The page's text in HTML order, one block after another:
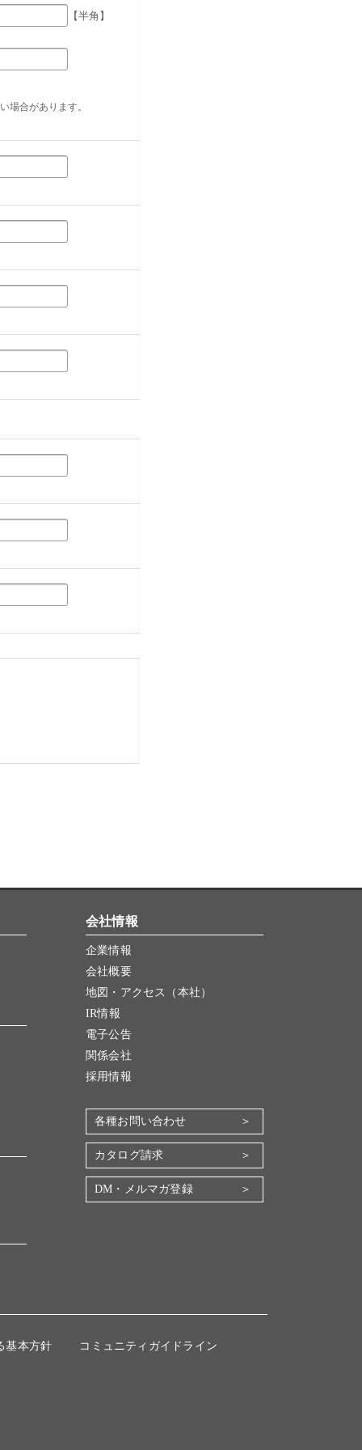
【半角】
場合があります。
会社情報
企業情報
会社概要
地図・アクセス（本社）
IR情報
電子公告
関係会社
採用情報
各種お問い合わせ
カタログ請求
DM・メルマガ登録
基本方針 コミュニティガイドライン